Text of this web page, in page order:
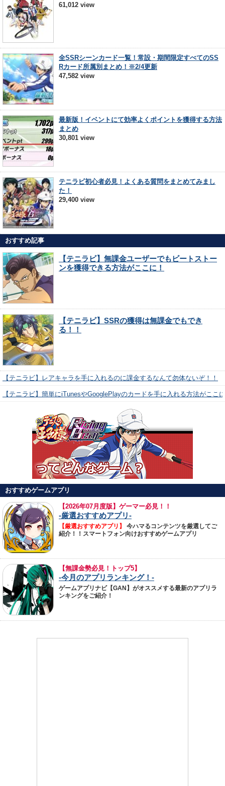
61,012 view
全SSRシーンカード一覧！常設・期間限定すべてのSS
Rカード所属別まとめ！※2/4更新
47,582 view
最新版！イベントにて効率よくポイントを獲得する方法
まとめ
30,801 view
テニラビ初心者必見！よくある質問をまとめてみまし
た！
29,400 view
おすすめ記事
【テニラビ】無課金ユーザーでもビートストー
ンを獲得できる方法がここに！
【テニラビ】SSRの獲得は無課金でもでき
る！！
【テニラビ】レアキャラを手に入れるのに課金するなんて勿体ないぞ！！
【テニラビ】簡単にiTunesやGooglePlayのカードを手に入れる方法がここ
おすすめゲームアプリ
【2026年07月度版】ゲーマー必見！！
-厳選おすすめアプリ-
【厳選おすすめアプリ】
今ハマるコンテンツを厳選してご
紹介！！スマートフォン向けおすすめゲームアプリ
【無課金勢必見！トップ5】
-今月のアプリランキング！-
ゲームアプリナビ【GAN】がオススメする最新のアプリラ
ンキングをご紹介！